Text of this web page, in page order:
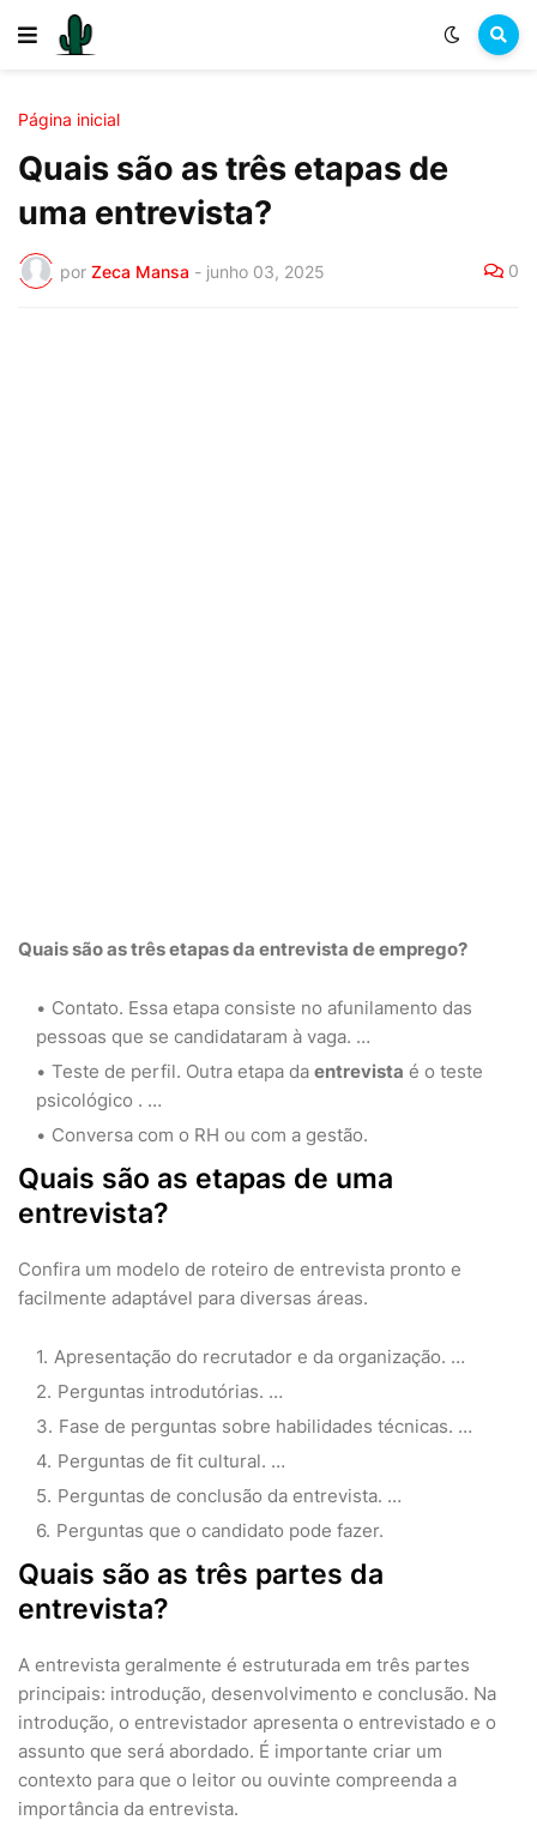
Página inicial
Quais são as três etapas de
uma entrevista?
por Zeca Mansa - junho 03, 2025 0
Quais são as três etapasda entrevista de emprego?
Contato. Essa etapa consiste no afunilamento das
pessoas que se candidataram à vaga. …
Teste de perfil. Outra etapa da entrevista é o teste
psicológico . …
Conversa com o RH ou com a gestão.
Quais são as etapas de uma
entrevista?
Confira um modelo de roteiro de entrevista pronto e
facilmente adaptável para diversas áreas.
Apresentação do recrutador e da organização. …
Perguntas introdutórias. …
Fase de perguntas sobre habilidades técnicas. …
Perguntas de fit cultural. …
Perguntas de conclusão da entrevista. …
Perguntas que o candidato pode fazer.
Quais são as três partes da
entrevista?
A entrevista geralmente é estruturada em três partes
principais: introdução, desenvolvimento e conclusão. Na
introdução, o entrevistador apresenta o entrevistado e o
assunto que será abordado. É importante criar um
contexto para que o leitor ou ouvinte compreenda a
importância da entrevista.